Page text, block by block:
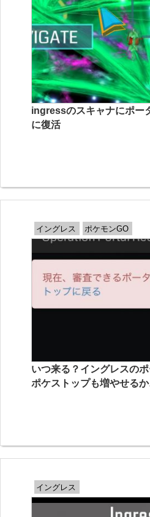
ingressのスキャナにポー
に復活
イングレス ポケモンGO
いつ来る？イングレスの
ポケストップも増やせる
イングレス